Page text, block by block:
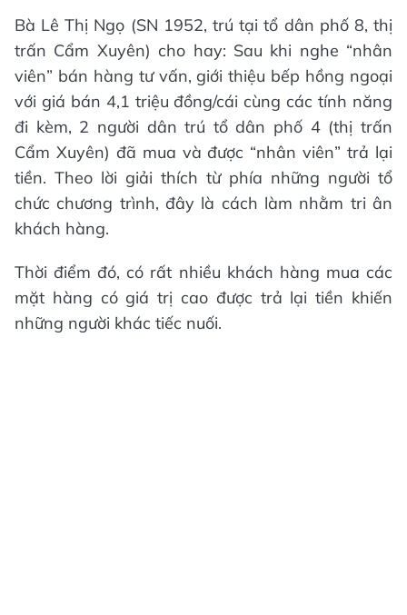
Bà Lê Thị Ngọ (SN 1952, trú tại tổ dân phố 8, thị
trấn Cẩm Xuyên) cho hay: Sau khi nghe “nhân
viên” bán hàng tư vấn, giới thiệu bếp hồng ngoại
với giá bán 4,1 triệu đồng/cái cùng các tính năng
đi kèm, 2 người dân trú tổ dân phố 4 (thị trấn
Cẩm Xuyên) đã mua và được “nhân viên” trả lại
tiền. Theo lời giải thích từ phía những người tổ
chức chương trình, đây là cách làm nhằm tri ân
khách hàng.
Thời điểm đó, có rất nhiều khách hàng mua các
mặt hàng có giá trị cao được trả lại tiền khiến
những người khác tiếc nuối.